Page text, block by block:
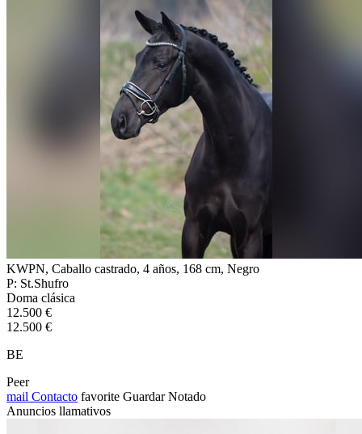
KWPN, Caballo castrado, 4 años, 168 cm, Negro
P: St.Shufro
Doma clásica
12.500 €
12.500 €
BE
Peer
mail Contacto favorite Guardar Notado
Anuncios llamativos